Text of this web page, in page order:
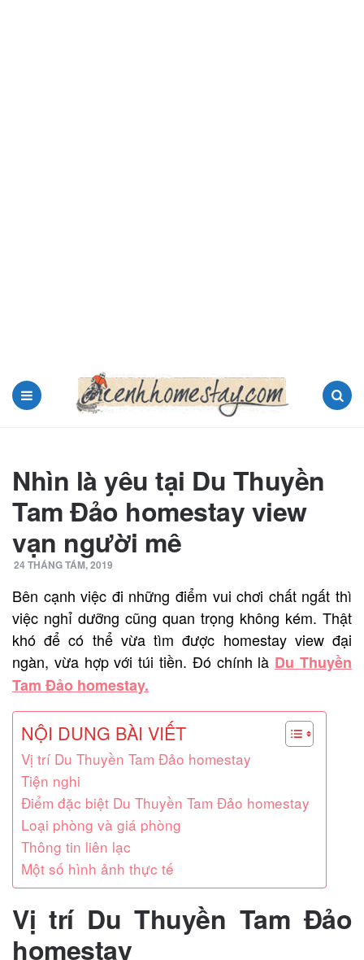
Nhìn là yêu tại Du Thuyền
Tam Đảo homestay view
vạn người mê
24 THÁNG TÁM, 2019
Bên cạnh việc đi những điểm vui chơi chất ngất thì
việc nghỉ dưỡng cũng quan trọng không kém. Thật
khó để có thể vừa tìm được homestay view đại
ngàn, vừa hợp với túi tiền. Đó chính là Du Thuyền
Tam Đảo homestay.
NỘI DUNG BÀI VIẾT
Vị trí Du Thuyền Tam Đảo homestay
Tiện nghi
Điểm đặc biệt Du Thuyền Tam Đảo homestay
Loại phòng và giá phòng
Thông tin liên lạc
Một số hình ảnh thực tế
Vị trí Du Thuyền Tam Đảo
homestay